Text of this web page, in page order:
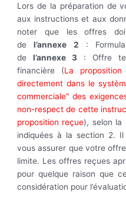
Lors de la préparation de
aux instructions et aux
noter que les offres
del’annexe 2 :
del’annexe 3 : Offre
financière (La
directement dans le
commerciale” des
non-respect de cette
proposition reçue), selon la
indiquées à la section 2.
vous assurer que votre
limite. Les offres reçues
pour quelque raison que
considération pour